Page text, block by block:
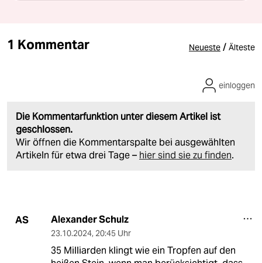
1 Kommentar Neueste / Älteste
Die Kommentarfunktion unter diesem Artikel ist
geschlossen.
Wir öffnen die Kommentarspalte bei ausgewählten
Artikeln für etwa drei Tage – hier sind sie zu finden.
einloggen
AS Alexander Schulz
23.10.2024, 20:45 Uhr
35 Milliarden klingt wie ein Tropfen auf den